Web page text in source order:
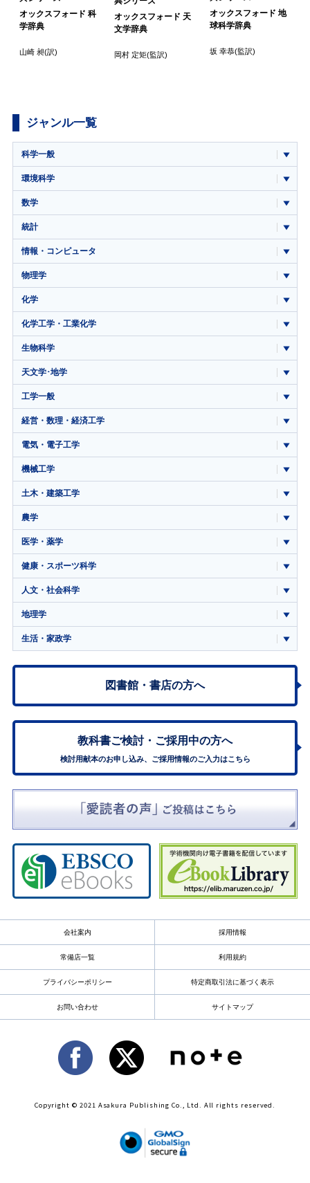
オックスフォード 科
学辞典
山崎 昶(訳)
オックスフォード 天
文学辞典
岡村 定矩(監訳)
オックスフォード 地
球科学辞典
坂 幸恭(監訳)
ジャンル一覧
科学一般
環境科学
数学
統計
情報・コンピュータ
物理学
化学
化学工学・工業化学
生物科学
天文学･地学
工学一般
経営・数理・経済工学
電気・電子工学
機械工学
土木・建築工学
農学
医学・薬学
健康・スポーツ科学
人文・社会科学
地理学
生活・家政学
図書館・書店の方へ
教科書ご検討・ ご採用中の方へ
検討用献本のお申し込み、ご採用情報のご入力はこちら
会社案内 採用情報
常備店一覧 利用規約
プライバシーポリシー 特定商取引法に基づく表示
お問い合わせ サイトマップ
Copyright © 2021 Asakura Publishing Co., Ltd. All rights reserved.